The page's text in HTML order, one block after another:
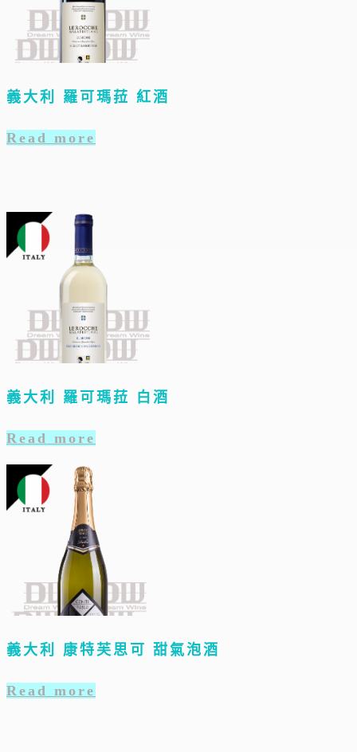
義大利 羅可瑪菈 紅酒
Read more
義大利 羅可瑪菈 白酒
Read more
義大利 康特芙思可 甜氣泡酒
Read more